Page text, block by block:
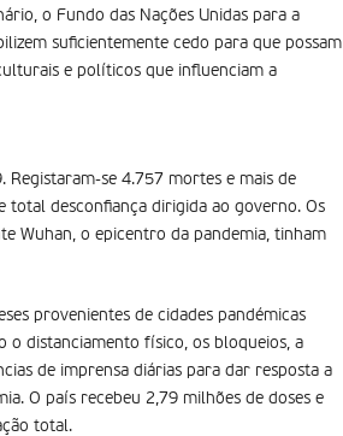
o Fundo das Nações Unidas para a
suficientemente cedo para que possam
e políticos que influenciam a
Registaram-se 4.757 mortes e mais de
total desconfiança dirigida ao governo. Os
Wuhan, o epicentro da pandemia, tinham
provenientes de cidades pandémicas
distanciamento físico, os bloqueios, a
de imprensa diárias para dar resposta a
O país recebeu 2,79 milhões de doses e
total.